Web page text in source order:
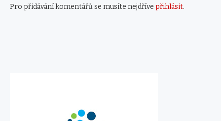
Pro přidávání komentářů se musíte nejdříve přihlásit.